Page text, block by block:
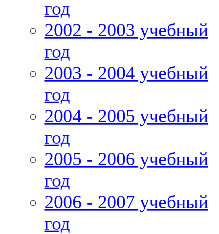
год
2002 - 2003 учебный
год
2003 - 2004 учебный
год
2004 - 2005 учебный
год
2005 - 2006 учебный
год
2006 - 2007 учебный
год